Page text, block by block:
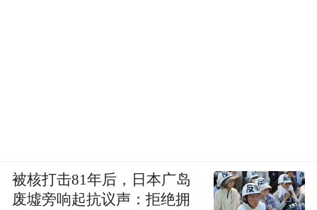
被核打击81年后，日本广岛
废墟旁响起抗议声：拒绝拥